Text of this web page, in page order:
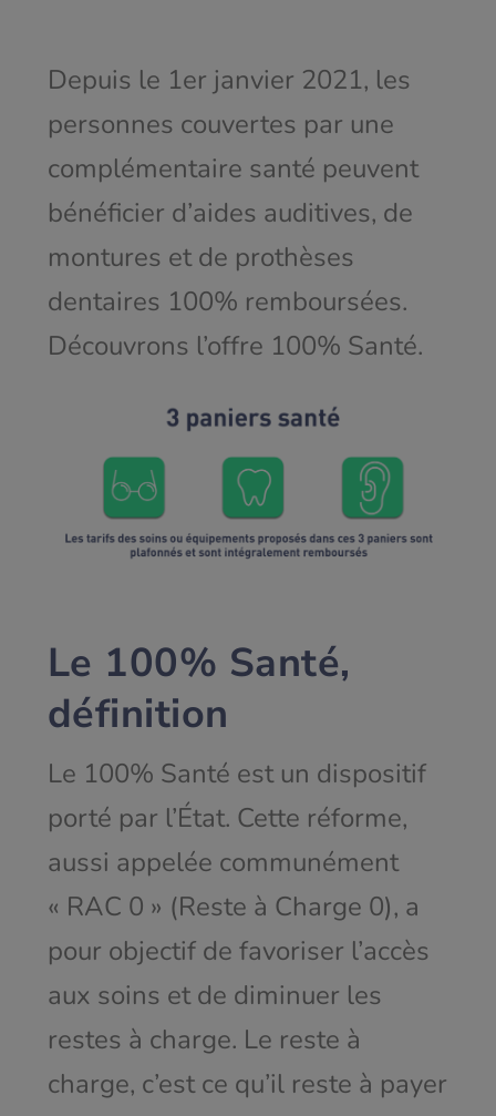
Depuis le 1er janvier 2021, les
personnes couvertes par une
complémentaire santé peuvent
bénéficier d’aides auditives, de
montures et de prothèses
dentaires 100% remboursées.
Découvrons l’offre 100% Santé.
Le 100% Santé,
définition
Le 100% Santé est un dispositif
porté par l’État. Cette réforme,
aussi appelée communément
« RAC 0 » (Reste à Charge 0), a
pour objectif de favoriser l’accès
aux soins et de diminuer les
restes à charge. Le reste à
charge, c’est ce qu’il reste à payer